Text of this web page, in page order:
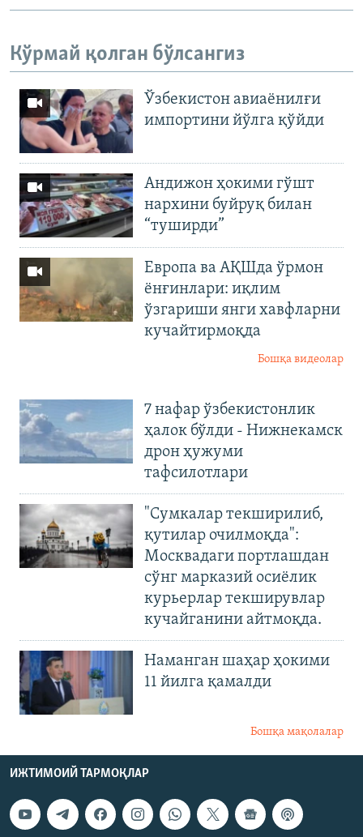
Кўрмай қолган бўлсангиз
Ўзбекистон авиаёнилғи
импортини йўлга қўйди
Андижон ҳокими гўшт
нархини буйруқ билан
“туширди”
Европа ва АҚШда ўрмон
ёнғинлари: иқлим
ўзгариши янги хавфларни
кучайтирмоқда
Бошқа видеолар
7 нафар ўзбекистонлик
ҳалок бўлди - Нижнекамск
дрон ҳужуми
тафсилотлари
"Сумкалар текширилиб,
қутилар очилмоқда":
Москвадаги портлашдан
сўнг марказий осиёлик
курьерлар текширувлар
кучайганини айтмоқда.
Наманган шаҳар ҳокими
11 йилга қамалди
Бошқа мақолалар
ИЖТИМОИЙ ТАРМОҚЛАР